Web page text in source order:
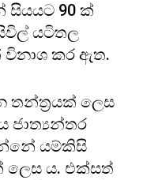
සියයට 90 ක්
යටිතල
කර ඇත.
තන්ත්‍රයක් ලෙස
ජාත්‍යන්තර
යම්කිසි
ලෙස ය. එක්සත්